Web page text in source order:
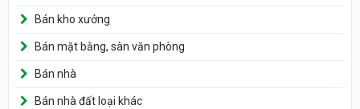
Bán kho xưởng
Bán mặt bằng, sàn văn phòng
Bán nhà
Bán nhà đất loại khác